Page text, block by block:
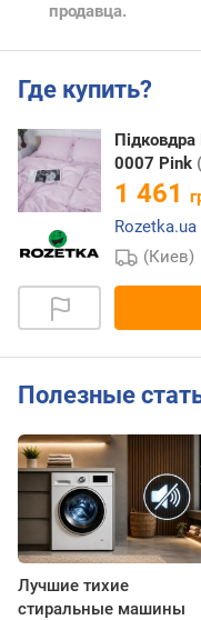
продавца.
Где купить?
0007 Pink
1 461
Rozetka.ua
(Киев)
Полезные
Лучшие тихие
стиральные машины